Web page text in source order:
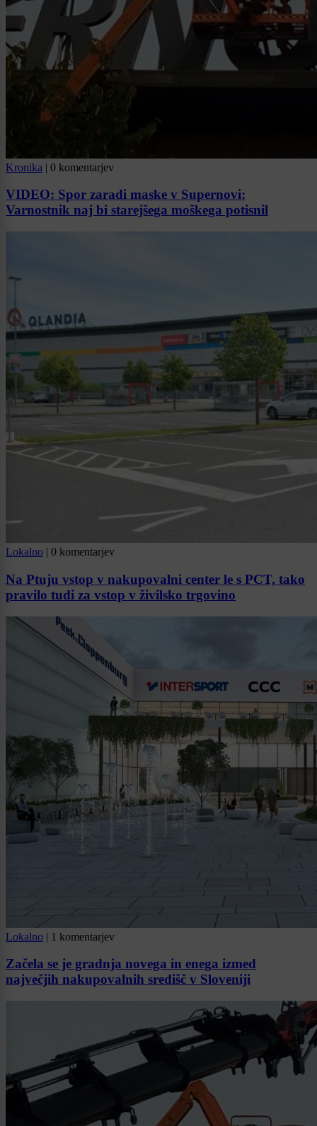
Kronika | 0 komentarjev
VIDEO: Spor zaradi maske v Supernovi:
Varnostnik naj bi starejšega moškega potisnil
Lokalno | 0 komentarjev
Na Ptuju vstop v nakupovalni center le s PCT, tako
pravilo tudi za vstop v živilsko trgovino
Lokalno | 1 komentarjev
Začela se je gradnja novega in enega izmed
največjih nakupovalnih središč v Sloveniji